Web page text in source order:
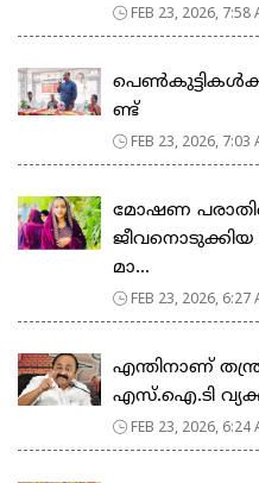
FEB 23, 2026,
ണ്ട്
FEB 23, 2026,
മോഷണ
മാ...
FEB 23, 2026,
എന്തിനാണ്
എസ്.ഐ.ടി
FEB 23, 2026,